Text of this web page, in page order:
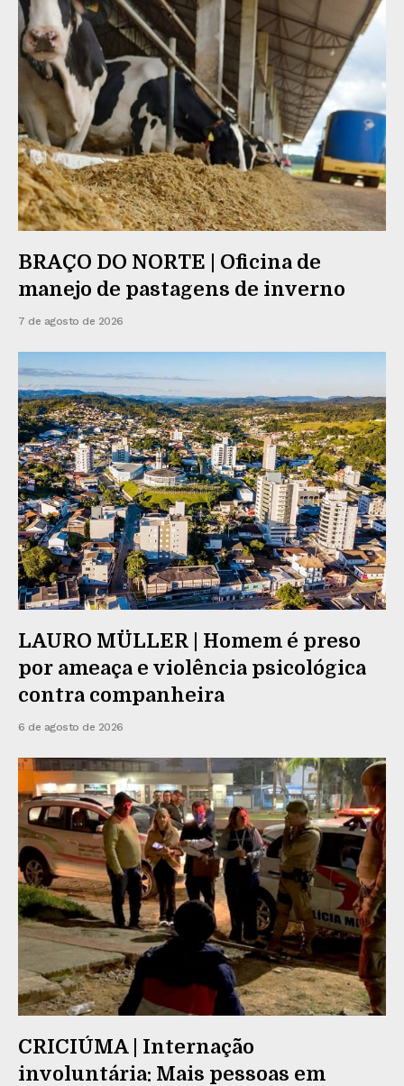
BRAÇO DO NORTE | Oficina de
manejo de pastagens de inverno
7 de agosto de 2026
LAURO MÜLLER | Homem é preso
por ameaça e violência psicológica
contra companheira
6 de agosto de 2026
CRICIÚMA | Internação
involuntária: Mais pessoas em